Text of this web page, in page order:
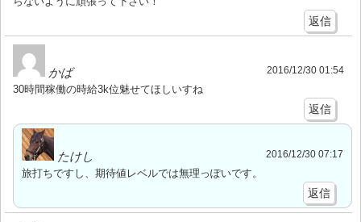
返信
かば 2016/12/30 01:54
30時間稼働の時給3k位魅せてほしいすね
返信
たけし 2016/12/30 07:17
旅打ちですし、期待値レベルでは無理っぽいです。
返信